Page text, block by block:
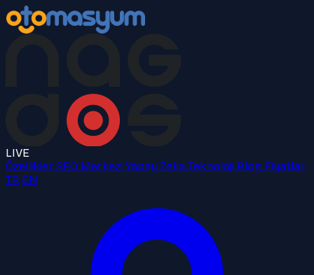
LIVE
Özellikler SEO Merkezi Yapay Zeka Teknoloji Blog Fiyatlar
TR EN